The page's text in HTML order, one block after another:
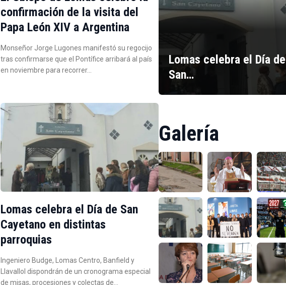
confirmación de la visita del
Papa León XIV a Argentina
Monseñor Jorge Lugones manifestó su regocijo
tras confirmarse que el Pontífice arribará al país
en noviembre para recorrer…
Lomas celebra el Día de San
Cayetano en distintas
parroquias
Ingeniero Budge, Lomas Centro, Banfield y
Llavallol dispondrán de un cronograma especial
de misas, procesiones y colectas de…
Lomas celebra el Día de
San…
Galería